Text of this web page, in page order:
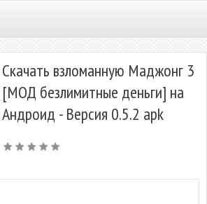
Скачать взломанную Маджонг 3
[МОД безлимитные деньги] на
Андроид - Версия 0.5.2 apk